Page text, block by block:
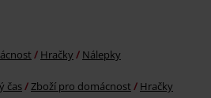
Hračky Nálepky
čas Zboží pro domácnost Hračky